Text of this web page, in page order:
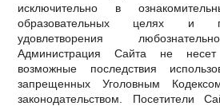
исключительно в
образовательных целях и
удовлетворения
Администрация Сайта не несет
возможные последствия
запрещенных Уголовным
законодательством. Посетители